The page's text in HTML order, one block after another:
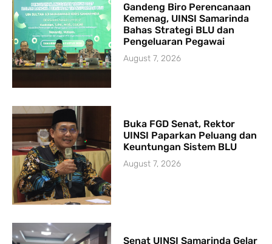
Gandeng Biro Perencanaan
Kemenag, UINSI Samarinda
Bahas Strategi BLU dan
Pengeluaran Pegawai
August 7, 2026
Buka FGD Senat, Rektor
UINSI Paparkan Peluang dan
Keuntungan Sistem BLU
August 7, 2026
Senat UINSI Samarinda Gelar